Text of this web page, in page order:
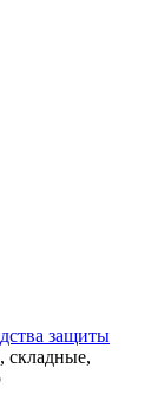
защиты
складные,